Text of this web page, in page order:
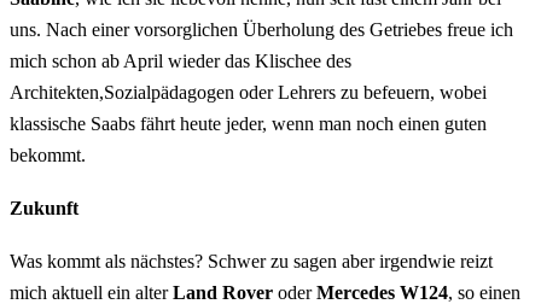
uns. Nach einer vorsorglichen Überholung des Getriebes freue ich
mich schon ab April wieder das Klischee des
Architekten,Sozialpädagogen oder Lehrers zu befeuern, wobei
klassische Saabs fährt heute jeder, wenn man noch einen guten
bekommt.
Zukunft
Was kommt als nächstes? Schwer zu sagen aber irgendwie reizt
mich aktuell ein alterLand Rover oderMercedes W124, so einen